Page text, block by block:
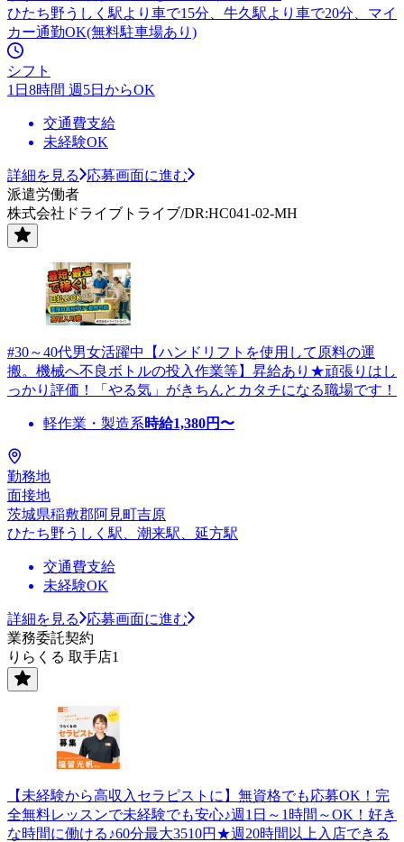
ひたち野うしく駅より車で15分、牛久駅より車で20分、マイ
カー通勤OK(無料駐車場あり)
シフト
1日8時間 週5日からOK
交通費支給
未経験OK
詳細を見る
応募画面に進む
派遣労働者
株式会社ドライブトライブ/DR:HC041-02-MH
#30～40代男女活躍中【ハンドリフトを使用して原料の運
搬。機械へ不良ボトルの投入作業等】昇給あり★頑張りはし
っかり評価！「やる気」がきちんとカタチになる職場です！
軽作業・製造系時給1,380円〜
勤務地
面接地
茨城県稲敷郡阿見町吉原
ひたち野うしく駅、潮来駅、延方駅
交通費支給
未経験OK
詳細を見る
応募画面に進む
業務委託契約
りらくる 取手店1
【未経験から高収入セラピストに】無資格でも応募OK！完
全無料レッスンで未経験でも安心♪週1日～1時間～OK！好き
な時間に働ける♪60分最大3510円★週20時間以上入店できる